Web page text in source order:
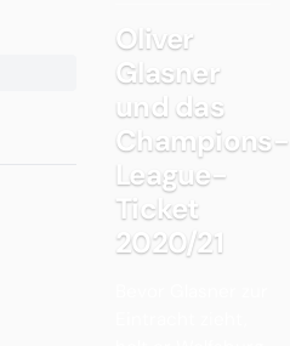
Oliver
Glasner
und das
Champions-
League-
Ticket
2020/21